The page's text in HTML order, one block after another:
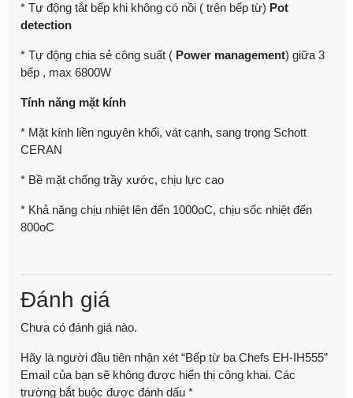
* Tự động tắt bếp khi không có nồi ( trên bếp từ) Pot
detection
* Tự động chia sẻ công suất ( Power management) giữa 3
bếp , max 6800W
Tính năng mặt kính
* Mặt kính liền nguyên khối, vát cạnh, sang trọng Schott
CERAN
* Bề mặt chống trầy xước, chịu lực cao
* Khả năng chịu nhiệt lên đến 1000oC, chịu sốc nhiệt đến
800oC
Đánh giá
Chưa có đánh giá nào.
Hãy là người đầu tiên nhận xét “Bếp từ ba Chefs EH-IH555”
Email của bạn sẽ không được hiển thị công khai. Các
trường bắt buộc được đánh dấu *